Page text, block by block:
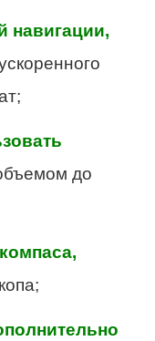
навигации,
до